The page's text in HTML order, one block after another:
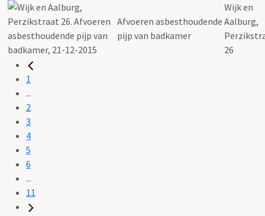
Afvoeren asbesthoudende
pijp van badkamer
Wijk en
Aalburg,
26
1
...
2
3
4
5
6
...
11